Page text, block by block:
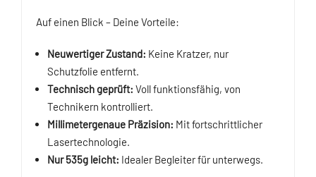
Auf einen Blick – Deine Vorteile:
Neuwertiger Zustand: Keine Kratzer, nur
Schutzfolie entfernt.
Technisch geprüft: Voll funktionsfähig, von
Technikern kontrolliert.
Millimetergenaue Präzision: Mit fortschrittlicher
Lasertechnologie.
Nur 535g leicht: Idealer Begleiter für unterwegs.